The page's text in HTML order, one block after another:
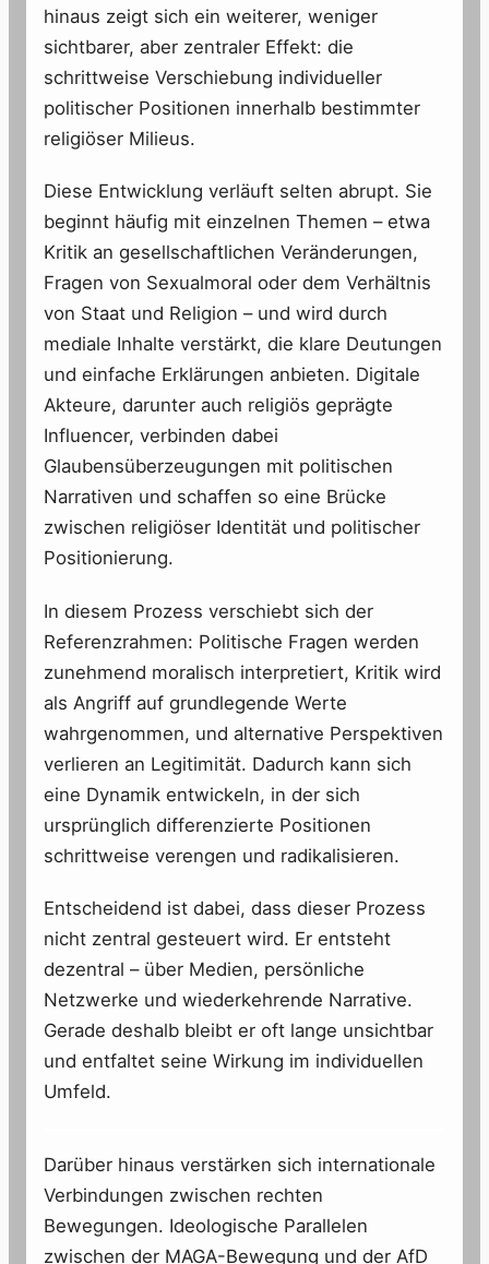
hinaus zeigt sich ein weiterer, weniger
sichtbarer, aber zentraler Effekt: die
schrittweise Verschiebung individueller
politischer Positionen innerhalb bestimmter
religiöser Milieus.
Diese Entwicklung verläuft selten abrupt. Sie
beginnt häufig mit einzelnen Themen – etwa
Kritik an gesellschaftlichen Veränderungen,
Fragen von Sexualmoral oder dem Verhältnis
von Staat und Religion – und wird durch
mediale Inhalte verstärkt, die klare Deutungen
und einfache Erklärungen anbieten. Digitale
Akteure, darunter auch religiös geprägte
Influencer, verbinden dabei
Glaubensüberzeugungen mit politischen
Narrativen und schaffen so eine Brücke
zwischen religiöser Identität und politischer
Positionierung.
In diesem Prozess verschiebt sich der
Referenzrahmen: Politische Fragen werden
zunehmend moralisch interpretiert, Kritik wird
als Angriff auf grundlegende Werte
wahrgenommen, und alternative Perspektiven
verlieren an Legitimität. Dadurch kann sich
eine Dynamik entwickeln, in der sich
ursprünglich differenzierte Positionen
schrittweise verengen und radikalisieren.
Entscheidend ist dabei, dass dieser Prozess
nicht zentral gesteuert wird. Er entsteht
dezentral – über Medien, persönliche
Netzwerke und wiederkehrende Narrative.
Gerade deshalb bleibt er oft lange unsichtbar
und entfaltet seine Wirkung im individuellen
Umfeld.
Darüber hinaus verstärken sich internationale
Verbindungen zwischen rechten
Bewegungen. Ideologische Parallelen
zwischen der MAGA-Bewegung und der AfD